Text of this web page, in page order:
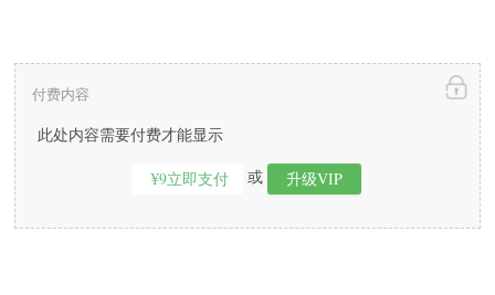
此处内容需要付费才能显示
¥9立即支付 或 升级VIP
付费内容